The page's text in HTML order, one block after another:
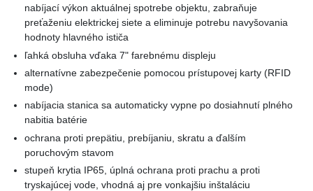
nabíjací výkon aktuálnej spotrebe objektu, zabraňuje
preťaženiu elektrickej siete a eliminuje potrebu navyšovania
hodnoty hlavného ističa
ľahká obsluha vďaka 7" farebnému displeju
alternatívne zabezpečenie pomocou prístupovej karty (RFID
mode)
nabíjacia stanica sa automaticky vypne po dosiahnutí plného
nabitia batérie
ochrana proti prepätiu, prebíjaniu, skratu a ďalším
poruchovým stavom
stupeň krytia IP65, úplná ochrana proti prachu a proti
tryskajúcej vode, vhodná aj pre vonkajšiu inštaláciu